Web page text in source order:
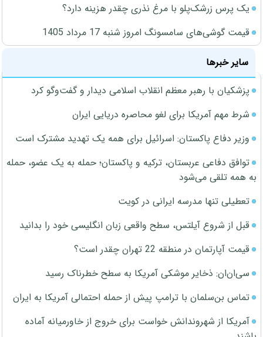
یک پرس زرشک‌پلو با مرغ نذری چقدر هزینه دارد؟
قیمت گوشی‌های سامسونگ امروز شنبه 17 مرداد 1405
سایر خبرها
پزشکیان با رهبر معظم انقلاب اسلامی دیدار و گفت‌وگو کرد
شرط مهم آمریکا برای لغو محاصره دریایی ایران
وزیر دفاع پاکستان: اسرائیل برای همه یک تهدید مشترک است
توافق دفاعی عربستان، ترکیه و پاکستان؛ حمله به یک عضو، حمله
به همه تلقی می‌شود
تعطیلی تنها مدرسه ایرانی در کویت
قبل از شروع آیلتس، سطح واقعی زبان انگلیسی خود را بدانید
قیمت آپارتمان در منطقه 22 تهران چقدر است؟
سی‌ان‌ان: ذخایر موشکی آمریکا به سطح خطرناک رسید
تماس بن‌سلمان با ترامپ پیش از حمله احتمالی آمریکا به ایران
آمریکا از شهروندانش خواست برای خروج از خاورمیانه آماده